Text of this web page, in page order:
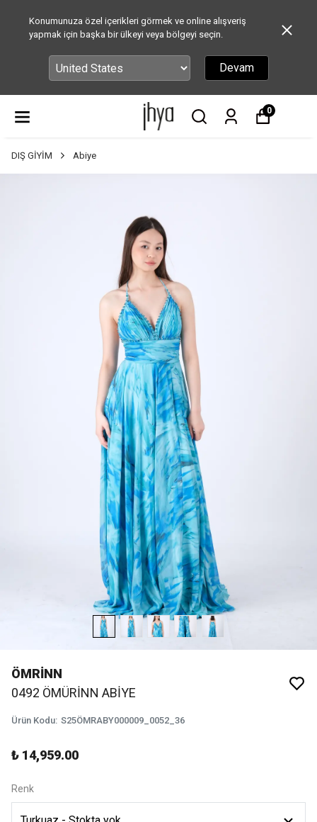
Konumunuza özel içerikleri görmek ve online alışveriş
yapmak için başka bir ülkeyi veya bölgeyi seçin.
Devam
0
DIŞ GİYİM Abiye
ÖMRİNN
0492 ÖMÜRİNN ABİYE
Ürün Kodu: S25ÖMRABY000009_0052_36
₺ 14,959.00
Renk